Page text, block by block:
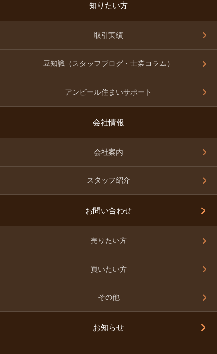
知りたい方
取引実績
豆知識（スタッフブログ・士業コラム）
アンピール住まいサポート
会社情報
会社案内
スタッフ紹介
お問い合わせ
売りたい方
買いたい方
その他
お知らせ